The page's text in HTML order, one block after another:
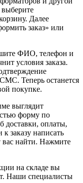
Далее
заказ» или
ФИО, телефон и
условия заказа.
Теперь останется
покупке.
выглядит
форму по
доставки, оплаты,
заказу написать
вас найти. Нажмите
на складе вы
Наши специалисты